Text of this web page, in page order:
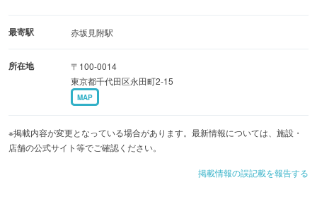
最寄駅 赤坂見附駅
所在地
〒100-0014
東京都千代田区永田町2-15
MAP
※掲載内容が変更となっている場合があります。最新情報については、施設・
店舗の公式サイト等でご確認ください。
掲載情報の誤記載を報告する